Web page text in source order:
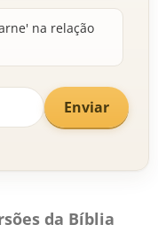
na relação
Enviar
da Bíblia